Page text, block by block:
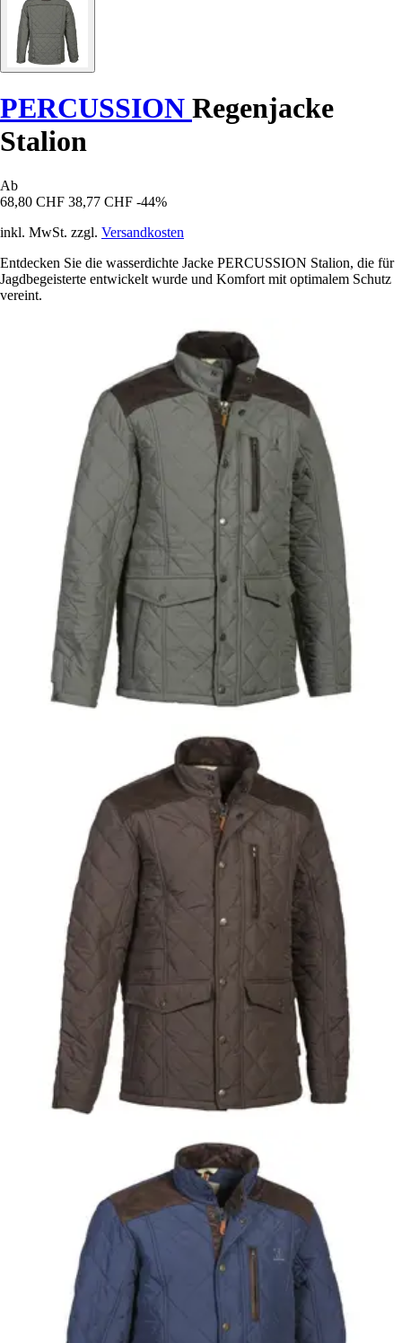
PERCUSSION Regenjacke
Stalion
Ab
68,80 CHF 38,77 CHF -44%
inkl. MwSt. zzgl. Versandkosten
Entdecken Sie die wasserdichte Jacke PERCUSSION Stalion, die für
Jagdbegeisterte entwickelt wurde und Komfort mit optimalem Schutz
vereint.